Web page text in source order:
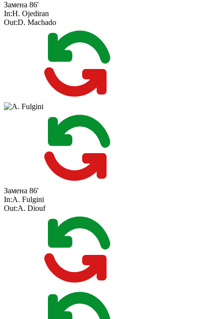
Замена 86'
In:H. Ojediran
Out:D. Machado
Замена 86'
In:A. Fulgini
Out:A. Diouf